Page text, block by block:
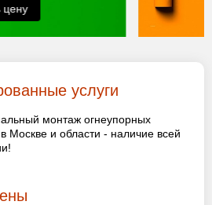
цену
услуги
монтаж огнеупорных
в Москве и области - наличие всей